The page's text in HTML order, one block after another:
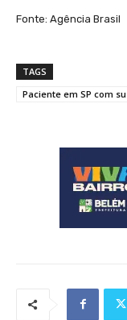
Fonte: Agência Brasil
TAGS
Paciente em SP com